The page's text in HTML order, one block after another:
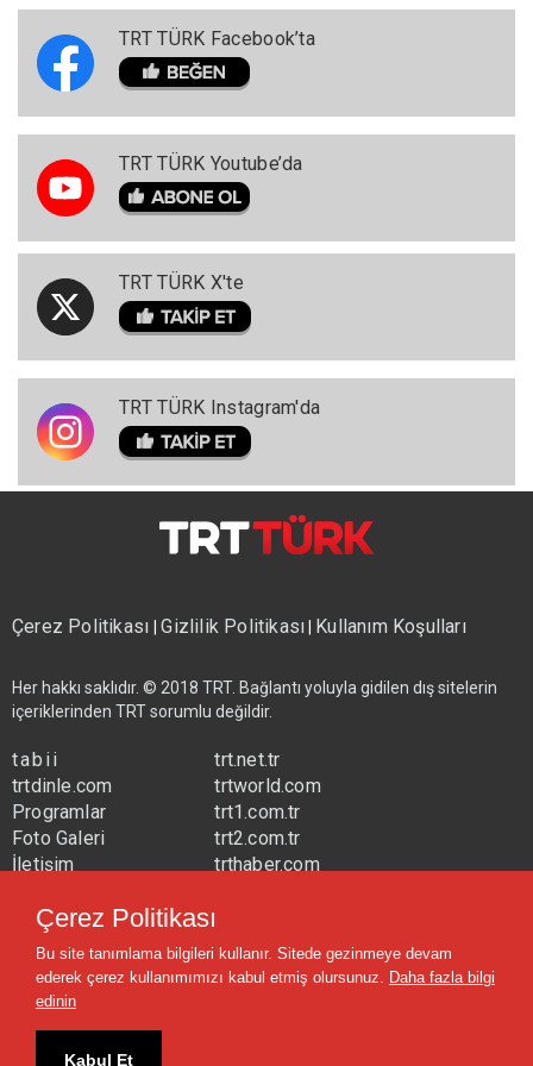
TRT TÜRK Facebook’ta
TRT TÜRK Youtube’da
TRT TÜRK X'te
TRT TÜRK Instagram'da
Çerez Politikası |Gizlilik Politikası Kullanım Koşulları
Her hakkı saklıdır. © 2018 TRT. Bağlantı yoluyla gidilen dış sitelerin
içeriklerinden TRT sorumlu değildir.
tabii
trtdinle.com
Programlar
Foto Galeri
İletişim
trt.net.tr
trtworld.com
trt1.com.tr
trt2.com.tr
trthaber.com
trtmuzik.net.tr
trtcocuk.net.tr
Çerez Politikası
Bu site tanımlama bilgileri kullanır. Sitede gezinmeye devam
ederek çerez kullanımımızı kabul etmiş olursunuz. Daha fazla bilgi
edinin
Kabul Et